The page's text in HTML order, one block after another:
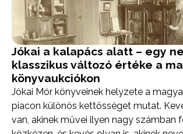
Jókai a kalapács alatt – egy
klasszikus változó értéke a
könyvaukciókon
Jókai Mór könyveinek helyzete a
piacon különös kettősséget mutat.
van, akinek művei ilyen nagy számban